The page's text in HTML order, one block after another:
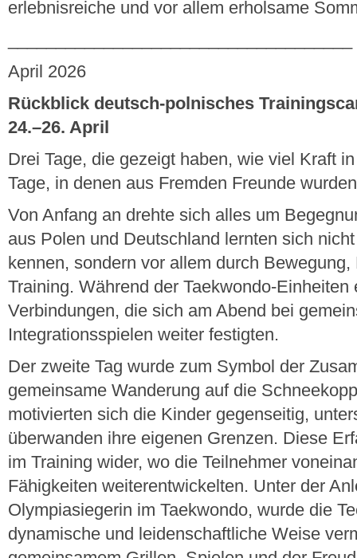
erlebnisreiche und vor allem erholsame
April 2026
Rückblick deutsch-polnisches
24.–26. April
Drei Tage, die gezeigt haben, wie viel Kraft
Tage, in denen aus Fremden Freunde
Von Anfang an drehte sich alles um
aus Polen und Deutschland lernten sich
kennen, sondern vor allem durch
Training. Während der Taekwondo-Einheiten
Verbindungen, die sich am Abend bei
Integrationsspielen weiter festigten.
Der zweite Tag wurde zum Symbol der
gemeinsame Wanderung auf die
motivierten sich die Kinder gegenseitig,
überwanden ihre eigenen Grenzen. Diese
im Training wider, wo die Teilnehmer
Fähigkeiten weiterentwickelten. Unter der
Olympiasiegerin im Taekwondo, wurde die
dynamische und leidenschaftliche Weise